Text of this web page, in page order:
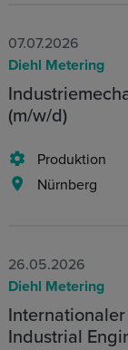
07.07.2026
Diehl Metering
(m/w/d)
Produktion
Nürnberg
26.05.2026
Diehl Metering
Industrial